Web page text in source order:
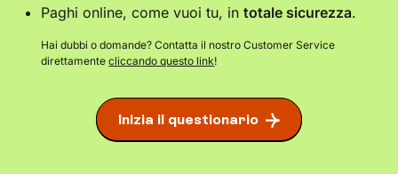
Paghi online, come vuoi tu, intotale sicurezza.
Hai dubbi o domande? Contatta il nostro Customer Service
direttamentecliccando questo link!
Inizia il questionario